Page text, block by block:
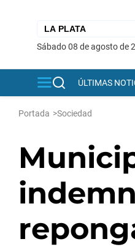
sábado 08 de agosto de
ÚLTIMAS
Portada >Sociedad